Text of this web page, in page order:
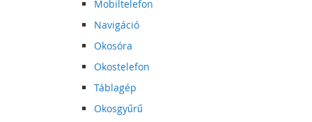
Mobiltelefon
Navigáció
Okosóra
Okostelefon
Táblagép
Okosgyűrű